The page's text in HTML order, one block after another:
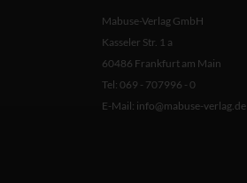
Mabuse-Verlag GmbH
Kasseler Str. 1 a
60486 Frankfurt am Main
Tel: 069 - 707996 - 0
E-Mail: info@mabuse-verlag.de